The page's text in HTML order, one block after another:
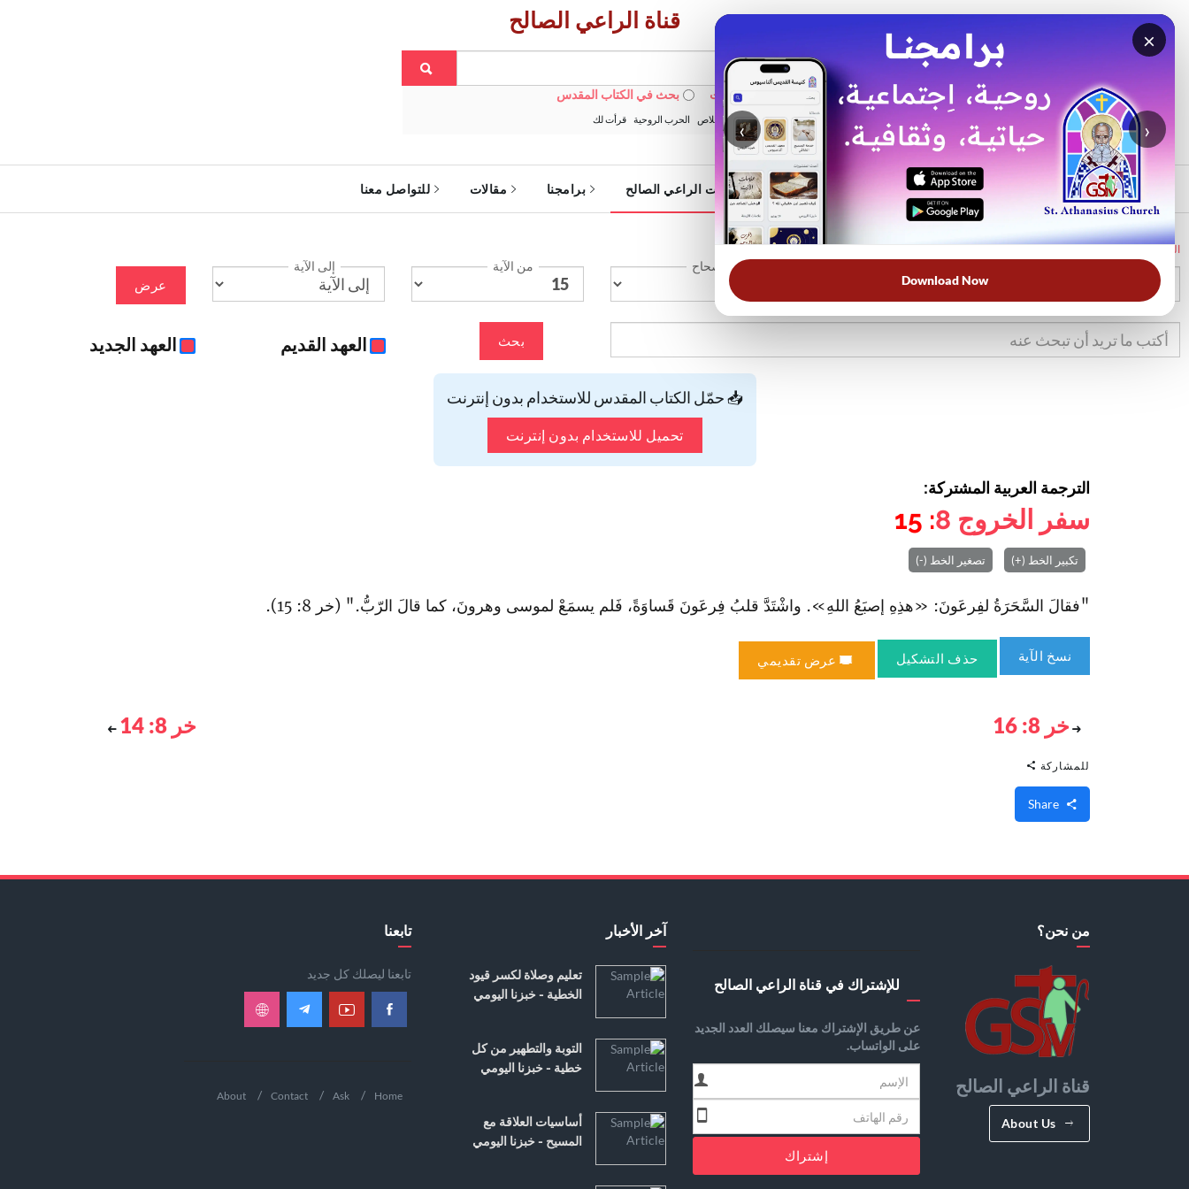
×
‹ ›
Download Now
قناة الراعي الصالح
بحث في الويبسايت بحث في الكتاب المقدس
الأكثر بحثًا: خبزنا اليومي الخلاص الحرب الروحية قرأت لك
الرئيسية خدمات الراعي الصالح برامجنا مقالات للتواصل معنا
الرئيسية
الإصحاح من الآية إلى الآية
عرض
بحث العهد القديم العهد الجديد
📥 حمّل الكتاب المقدس للاستخدام بدون إنترنت
تحميل للاستخدام بدون إنترنت
الترجمة العربية المشتركة:
سفر الخروج 8
: 15
تكبير الخط (+) تصغير الخط (-)
"فقالَ السَّحَرَةُ لفِرعَونَ: «هذِهِ إصبَعُ اللهِ‌». وا‏شْتَدَّ قلبُ فِرعَونَ قَساوَةً، فَلم يسمَعْ لموسى وهرونَ، كما قالَ الرّبُّ." (خر 8: 15).
نسخ الآية حذف التشكيل عرض تقديمي
خر 8: 16 خر 8: 14
للمشاركة
من نحن؟
قناة الراعي الصالح
About Us
للإشتراك في قناة الراعي الصالح
عن طريق الإشتراك معنا سيصلك العدد الجديد
على الواتساب.
إشتراك
آخر الأخبار
تعليم وصلاة لكسر قيود
الخطية - خبزنا اليومي
التوبة والتطهير من كل
خطية - خبزنا اليومي
أساسيات العلاقة مع
المسيح - خبزنا اليومي
تابعنا
تابعنا ليصلك كل جديد
Home
Ask
Contact
About